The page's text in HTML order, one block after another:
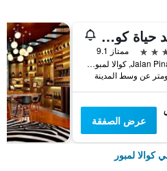
جراند حياة كوالالمبور
ممتاز 9.1
12 Jalan Pinang, كوالا لمبور, ماليزيا
عرض الصفقة
كوالا لمبور